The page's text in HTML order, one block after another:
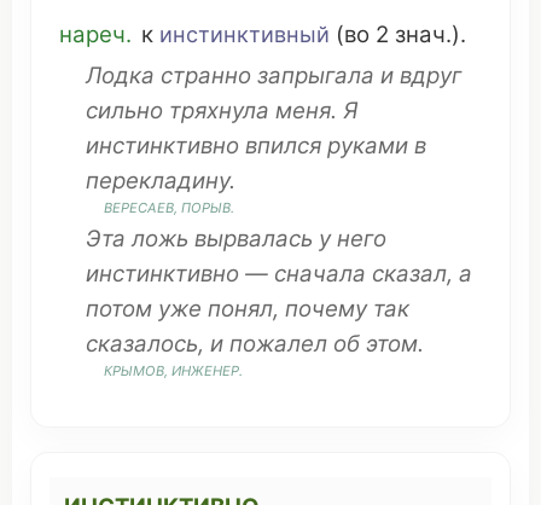
нареч. к инстинктивный (во 2 знач.).
Лодка странно запрыгала и вдруг
сильно тряхнула меня. Я
инстинктивно впился руками в
перекладину.
ВЕРЕСАЕВ, ПОРЫВ.
Эта ложь вырвалась у него
инстинктивно — сначала сказал, а
потом уже понял, почемутак
сказалось, и пожалел об этом.
КРЫМОВ, ИНЖЕНЕР.